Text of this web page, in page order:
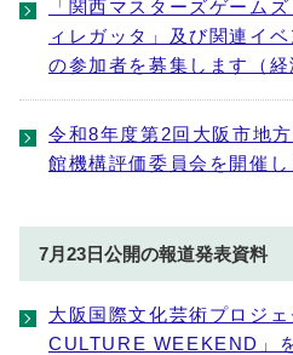
「関西マスターズゲーム
ィレガッタ」及び関連イ
の参加者を募集します（経
令和8年度第2回大阪市地
館機構評価委員会を開催し
7月23日公開の報道発表資料
大阪国際文化芸術プロジ
CULTURE WEEKEND」